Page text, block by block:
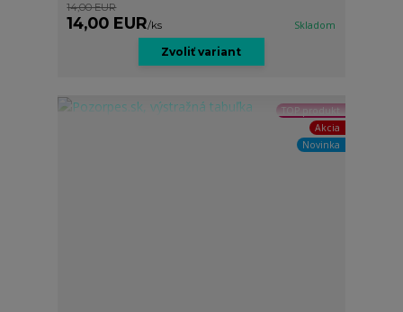
14,00 EUR
14,00 EUR/ks Skladom
Zvoliť variant
TOP produkt
Akcia
Novinka